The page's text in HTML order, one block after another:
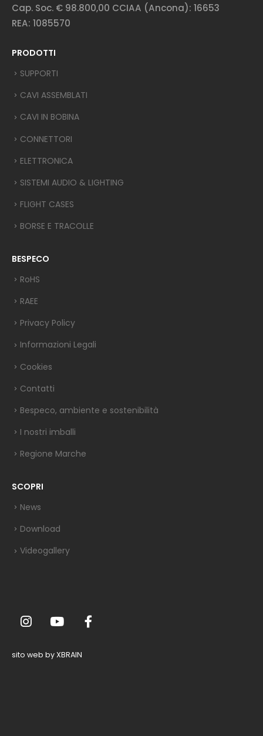
Cap. Soc. € 98.800,00 CCIAA (Ancona): 16653
REA: 1085570
PRODOTTI
SUPPORTI
CAVI ASSEMBLATI
CAVI IN BOBINA
CONNETTORI
ELETTRONICA
SISTEMI AUDIO & LIGHTING
FLIGHT CASES
BORSE E TRACOLLE
BESPECO
RoHS
RAEE
Privacy Policy
Informazioni Legali
Cookies
Contatti
Bespeco, ambiente e sostenibilità
I nostri imballi
Regione Marche
SCOPRI
News
Download
Videogallery
sito web by XBRAIN